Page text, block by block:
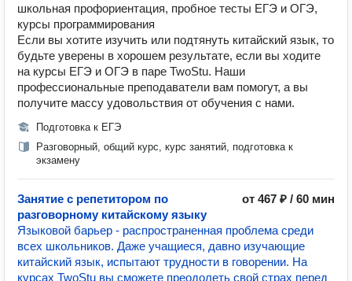
школьная профориентация, пробное тесты ЕГЭ и ОГЭ,
курсы программирования
Если вы хотите изучить или подтянуть китайский язык, то
будьте уверены в хорошем результате, если вы ходите
на курсы ЕГЭ и ОГЭ в паре TwoStu. Наши
профессиональные преподаватели вам помогут, а вы
получите массу удовольствия от обучения с нами.
Подготовка к ЕГЭ
Разговорный, общий курс, курс занятий, подготовка к
экзамену
Занятие с репетитором по
разговорному китайскому языку
от 467 ₽ / 60 мин
Языковой барьер - распространенная проблема среди
всех школьников. Даже учащиеся, давно изучающие
китайский язык, испытают трудности в говорении. На
курсах TwoStu вы сможете преодолеть свой страх перед